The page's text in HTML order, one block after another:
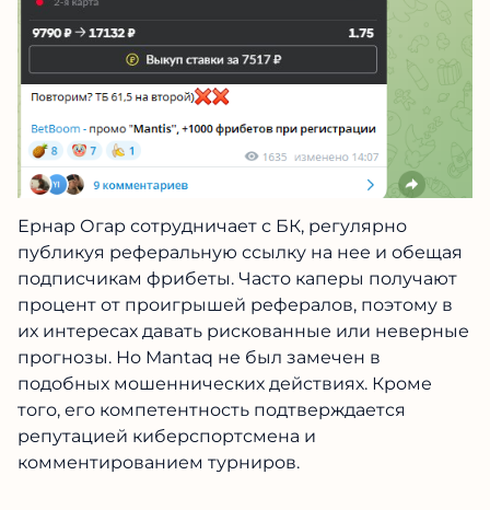
Ернар Огар сотрудничает с БК, регулярно
публикуя реферальную ссылку на нее и обещая
подписчикам фрибеты. Часто каперы получают
процент от проигрышей рефералов, поэтому в
их интересах давать рискованные или неверные
прогнозы. Но Mantaq не был замечен в
подобных мошеннических действиях. Кроме
того, его компетентность подтверждается
репутацией киберспортсмена и
комментированием турниров.